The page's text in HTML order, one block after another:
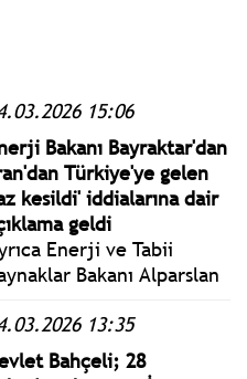
15:06
Bakanı Bayraktar'dan
Türkiye'ye gelen
kesildi' iddialarına dair
geldi
Enerji ve Tabii
Bakanı Alparslan
İran’dan
gaz kesildiği
13:35
Bahçeli; 28